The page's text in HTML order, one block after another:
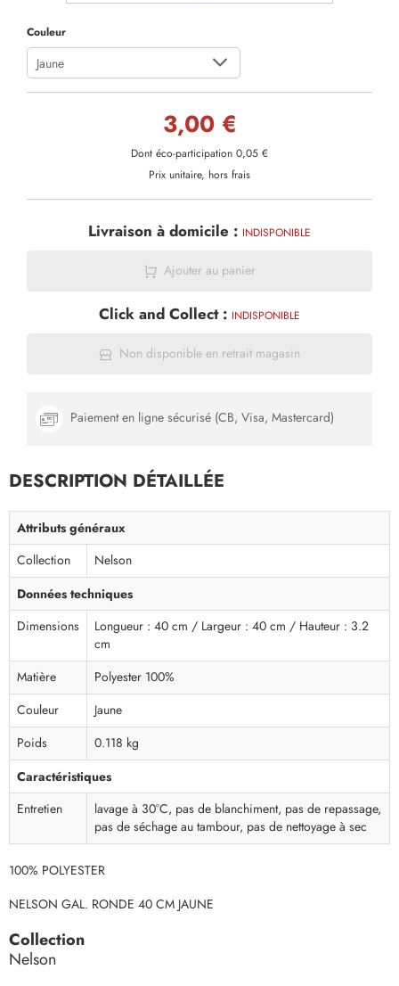
Couleur
Jaune
3,00 €
Dont éco-participation 0,05 €
Prix unitaire, hors frais
Livraison à domicile : INDISPONIBLE
Ajouter au panier
Click and Collect : INDISPONIBLE
Non disponible en retrait magasin
Paiement en ligne sécurisé (CB, Visa, Mastercard)
DESCRIPTION DÉTAILLÉE
Attributs généraux
Collection Nelson
Données techniques
Dimensions
Longueur : 40 cm / Largeur : 40 cm / Hauteur : 3.2
cm
Matière
Polyester 100%
Couleur
Jaune
Poids
0.118 kg
Caractéristiques
Entretien
lavage à 30°C, pas de blanchiment, pas de repassage,
pas de séchage au tambour, pas de nettoyage à sec
100% POLYESTER
NELSON GAL. RONDE 40 CM JAUNE
Collection
Nelson